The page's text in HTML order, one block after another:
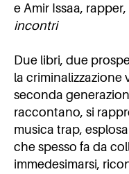
e Amir Issaa,
incontri
Due libri, due
la criminalizzazione
seconda
raccontano, si
musica trap,
che spesso fa da
immedesimarsi,